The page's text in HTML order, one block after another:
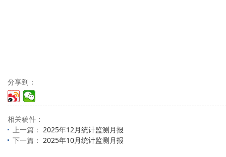
分享到：
相关稿件：
上一篇： 2025年12月统计监测月报
下一篇： 2025年10月统计监测月报